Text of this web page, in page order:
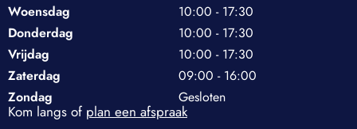
Woensdag
10:00 - 17:30
Donderdag
10:00 - 17:30
Vrijdag
10:00 - 17:30
Zaterdag
09:00 - 16:00
Zondag
Gesloten
Kom langs of plan een afspraak